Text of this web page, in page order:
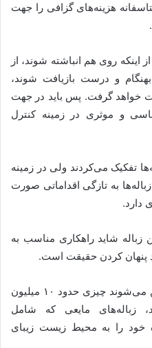
هزینه‌های گزافی را جهت
اینکه روی هم انباشته شوند، از
و درست بازیافت شوند،
خواهد گرفت. پس باید در جهت
و موثری در زمینه کنترل
تفکیک می‌کردند ولی در زمینه
به تازگی اقداماتی صورت
دارد.
شاید راهکاری مناسب به
پنهان کردن حقیقت است.
زباله‌هایی که در این مکان‌های دفن می‌شوند چیزی حدود ۱۰ میلیون
زباله‌های مایعی که شامل
خود را به محیط زیست زیبای